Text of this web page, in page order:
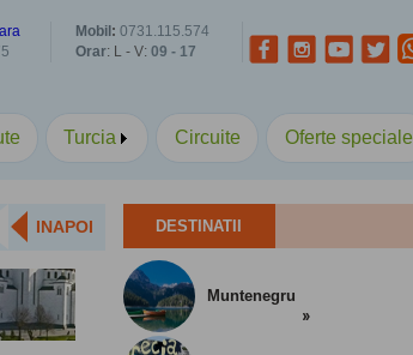
Mobil : 0731.115.574
Orar: L - V: 09 - 17
Turcia Circuite Oferte speciale
INAPOI DESTINATII
Muntenegru